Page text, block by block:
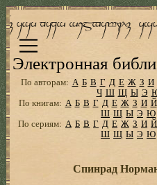
Электронная
По авторам: А Б В Г Д Е Ж З И
Ч Ш Щ Ы Э
По книгам: А Б В Г Д Е Ж З И Й
Ш Щ Ы Э Ю
По сериям: А Б В Г Д Е Ж З И Й
Ш Щ Ы Э Ю
Спинрад